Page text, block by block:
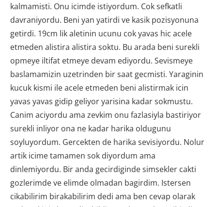
kalmamisti. Onu icimde istiyordum. Cok sefkatli
davraniyordu. Beni yan yatirdi ve kasik pozisyonuna
getirdi. 19cm lik aletinin ucunu cok yavas hic acele
etmeden alistira alistira soktu. Bu arada beni surekli
opmeye iltifat etmeye devam ediyordu. Sevismeye
baslamamizin uzetrinden bir saat gecmisti. Yaraginin
kucuk kismi ile acele etmeden beni alistirmak icin
yavas yavas gidip geliyor yarisina kadar sokmustu.
Canim aciyordu ama zevkim onu fazlasiyla bastiriyor
surekli inliyor ona ne kadar harika oldugunu
soyluyordum. Gercekten de harika sevisiyordu. Nolur
artik icime tamamen sok diyordum ama
dinlemiyordu. Bir anda gecirdiginde simsekler cakti
gozlerimde ve elimde olmadan bagirdim. Istersen
cikabilirim birakabilirim dedi ama ben cevap olarak